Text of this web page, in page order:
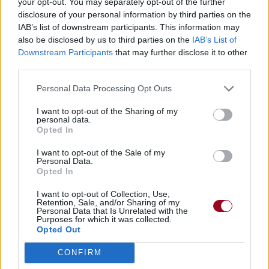
disclosure of your personal information by third parties on the
IAB’s list of downstream participants. This information may
also be disclosed by us to third parties on the IAB’s List of
Downstream Participants that may further disclose it to other
Personal Data Processing Opt Outs
I want to opt-out of the Sharing of my
personal data.
Opted In
I want to opt-out of the Sale of my
Personal Data.
Opted In
I want to opt-out of Collection, Use,
Retention, Sale, and/or Sharing of my
Personal Data that Is Unrelated with the
Purposes for which it was collected.
Opted Out
CONFIRM